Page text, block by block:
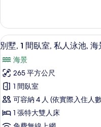
Residence)
的
所
有
相
片
客
房,
2
間
臥
室
(Samabe
Residence)
的
詳
情
顯
示
別
墅,
間
臥
5
別墅, 1 間臥室, 私人泳池, 海
海景
265 平方公尺
1 間臥室
可容納 4 人 (依實際入住人
1 張特大雙人床